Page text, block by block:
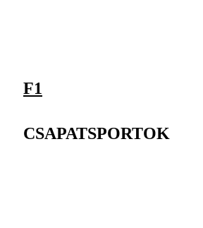
F1
CSAPATSPORTOK